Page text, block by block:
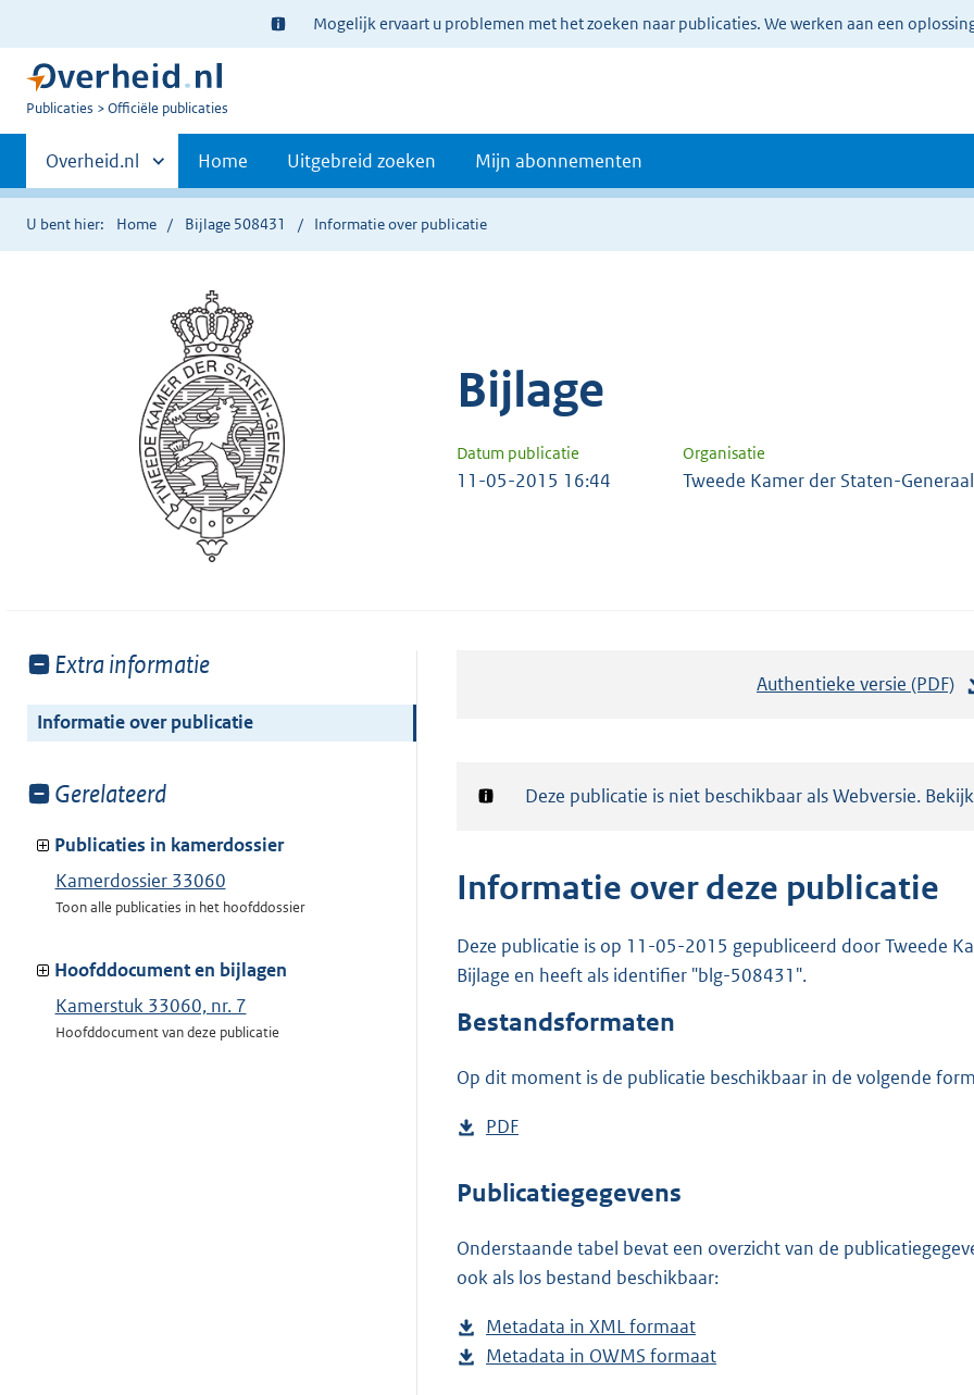
Ter
informatie:
Mogelijk ervaart u problemen met het zoeken naar publicaties. We werken aan een
U
Publicaties Officiële publicaties
Primaire
navigatie
Andere
sites
binnen
Overheid.nl Home Uitgebreid zoeken Mijn abonnementen
U bent hier: Home Bijlage 508431 Informatie over publicatie
Bijlage
Datum publicatie Organisatie
11-05-2015 16:44 Tweede Kamer der Staten-Generaal
Toon
van:
Extra informatie
Informatie over publicatie
Toon
van:
Gerelateerd
Publicaties in kamerdossier
Kamerdossier 33060
Toon alle publicaties in het hoofddossier
Hoofddocument en bijlagen
Kamerstuk 33060, nr. 7
Hoofddocument van deze publicatie
Authentieke versie (PDF)
a
r
M
Notificatie:
Deze publicatie is niet beschikbaar als Webversie.
Informatie over deze publicatie
Deze publicatie is op 11-05-2015 gepubliceerd door Tweede
Bijlage en heeft als identifier "blg-508431".
Bestandsformaten
Op dit moment is de publicatie beschikbaar in de volgende
D
w
l
o
d
p
PDF
s
a
n
s
g
Publicatiegegevens
Onderstaande tabel bevat een overzicht van de
ook als los bestand beschikbaar:
Metadata in XML formaat
e
Metadata in OWMS formaat